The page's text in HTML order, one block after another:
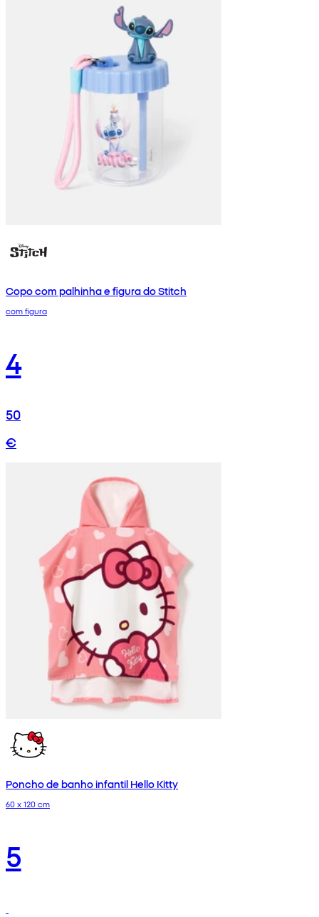
Copo com palhinha e figura do Stitch
com figura
4
50
€
Poncho de banho infantil Hello Kitty
60 x 120 cm
5